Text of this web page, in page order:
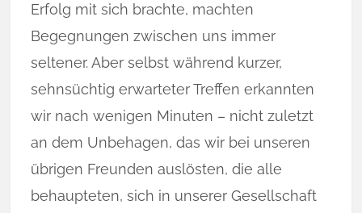
Erfolg mit sich brach­te, machten
Begegnungen zwischen uns immer
seltener. Aber selbst wäh­­rend kurzer,
sehnsüchtig erwarteter Treffen erkannten
wir nach we­nig­en Min­uten – nicht zuletzt
an dem Unbehagen, das wir bei unseren
üb­rigen Freund­en auslösten, die alle
behaupteten, sich in un­ser­er Ge­sell­schaft